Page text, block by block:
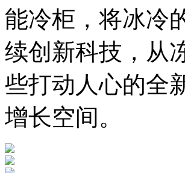
能冷柜，将冰冷
续创新科技，从
些打动人心的全
增长空间。